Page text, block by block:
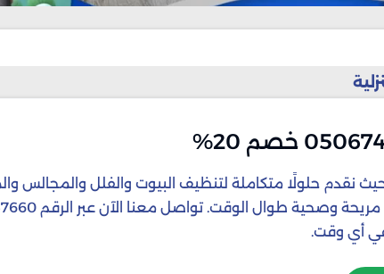
نقدم حلولًا متكاملة لتنظيف البيوت والفلل والمجالس
والخزانات. نحرص في شركة هاوس كلين على تقديم خدمات
أي وقت.